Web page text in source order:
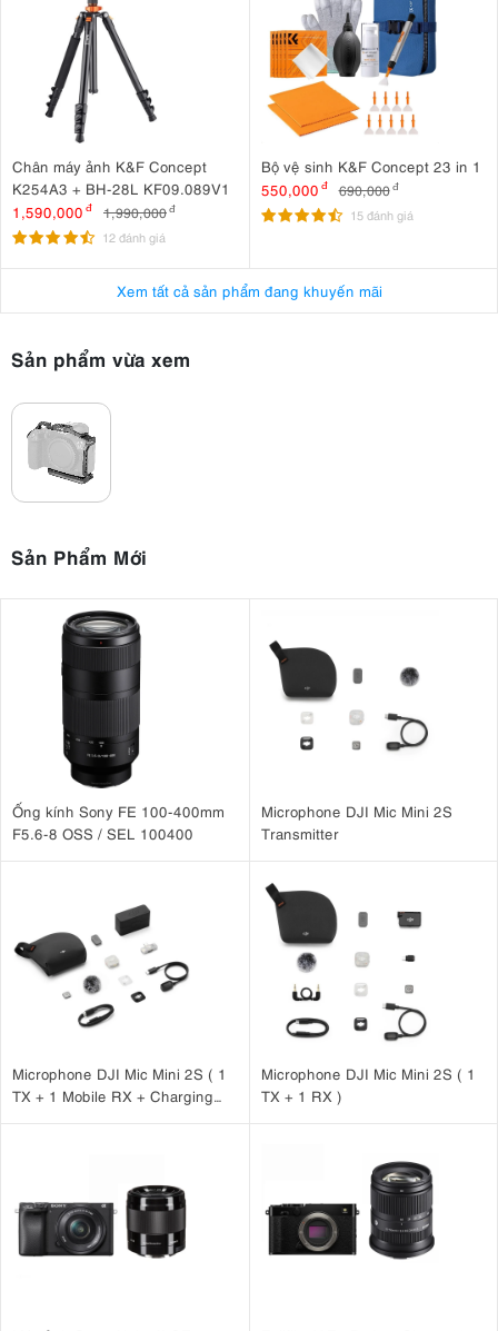
Chân máy ảnh K&F Concept
K254A3 + BH-28L KF09.089V1
1,590,000 đ 1,990,000đ
12 đánh giá
Bộ vệ sinh K&F Concept 23 in 1
550,000 đ 690,000 đ
15 đánh giá
Xem tất cả sản phẩm đang khuyến mãi
Sản phẩm vừa xem
Sản Phẩm Mới
Ống kính Sony FE 100-400mm
F5.6-8 OSS / SEL 100400
Microphone DJI Mic Mini 2S
Transmitter
Microphone DJI Mic Mini 2S ( 1
TX + 1 Mobile RX + Charging
Microphone DJI Mic Mini 2S ( 1
TX + 1 RX )